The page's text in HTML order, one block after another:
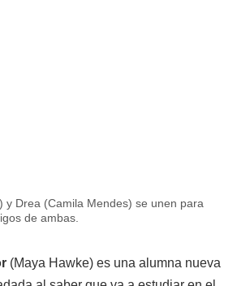
y Drea (Camila Mendes) se unen para
de ambas.
(Maya Hawke) es una alumna nueva